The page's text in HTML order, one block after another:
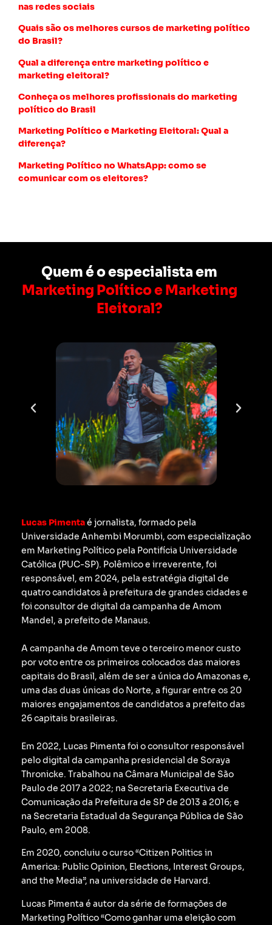
nas redes sociais
Quais são os melhores cursos de marketing político
do Brasil?
Qual a diferença entre marketing político e
marketing eleitoral?
Conheça os melhores profissionais do marketing
político do Brasil
Marketing Político e Marketing Eleitoral: Qual a
diferença?
Marketing Político no WhatsApp: como se
comunicar com os eleitores?
Quem é o especialista em
Marketing Político e Marketing
Eleitoral?
Lucas Pimentaé jornalista, formado pela
Universidade Anhembi Morumbi, com especialização
em Marketing Político pela Pontifícia Universidade
Católica (PUC-SP). Polêmico e irreverente, foi
responsável, em 2024, pela estratégia digital de
quatro candidatos à prefeitura de grandes cidades e
foi consultor de digital da campanha de Amom
Mandel, a prefeito de Manaus.
A campanha de Amom teve o terceiro menor custo
por voto entre os primeiros colocados das maiores
capitais do Brasil, além de ser a única do Amazonas e,
uma das duas únicas do Norte, a figurar entre os 20
maiores engajamentos de candidatos a prefeito das
26 capitais brasileiras.
Em 2022, Lucas Pimenta foi o consultor responsável
pelo digital da campanha presidencial de Soraya
Thronicke. Trabalhou na Câmara Municipal de São
Paulo de 2017 a 2022; na Secretaria Executiva de
Comunicação da Prefeitura de SP de 2013 a 2016; e
na Secretaria Estadual da Segurança Pública de São
Paulo, em 2008.
Em 2020, concluiu o curso “Citizen Politics in
America: Public Opinion, Elections, Interest Groups,
and the Media”, na universidade de Harvard.
Lucas Pimenta é autor da série de formações de
Marketing Político “Como ganhar uma eleição com